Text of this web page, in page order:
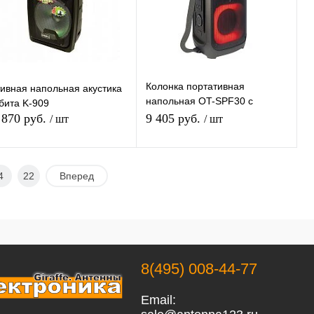
В избранное В наличии В избранное В наличии
напольная акустика
K-909
руб. / шт
В корзину
В избранное В наличии
Колонка портативная
напольная OT-SPF30 с
BLUETOOTH беспроводная
9 405 руб. / шт
В избранное В наличии
22 Вперед
8(495) 008-44-77
Email: